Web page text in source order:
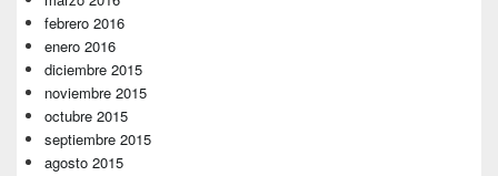
febrero 2016
enero 2016
diciembre 2015
noviembre 2015
octubre 2015
septiembre 2015
agosto 2015